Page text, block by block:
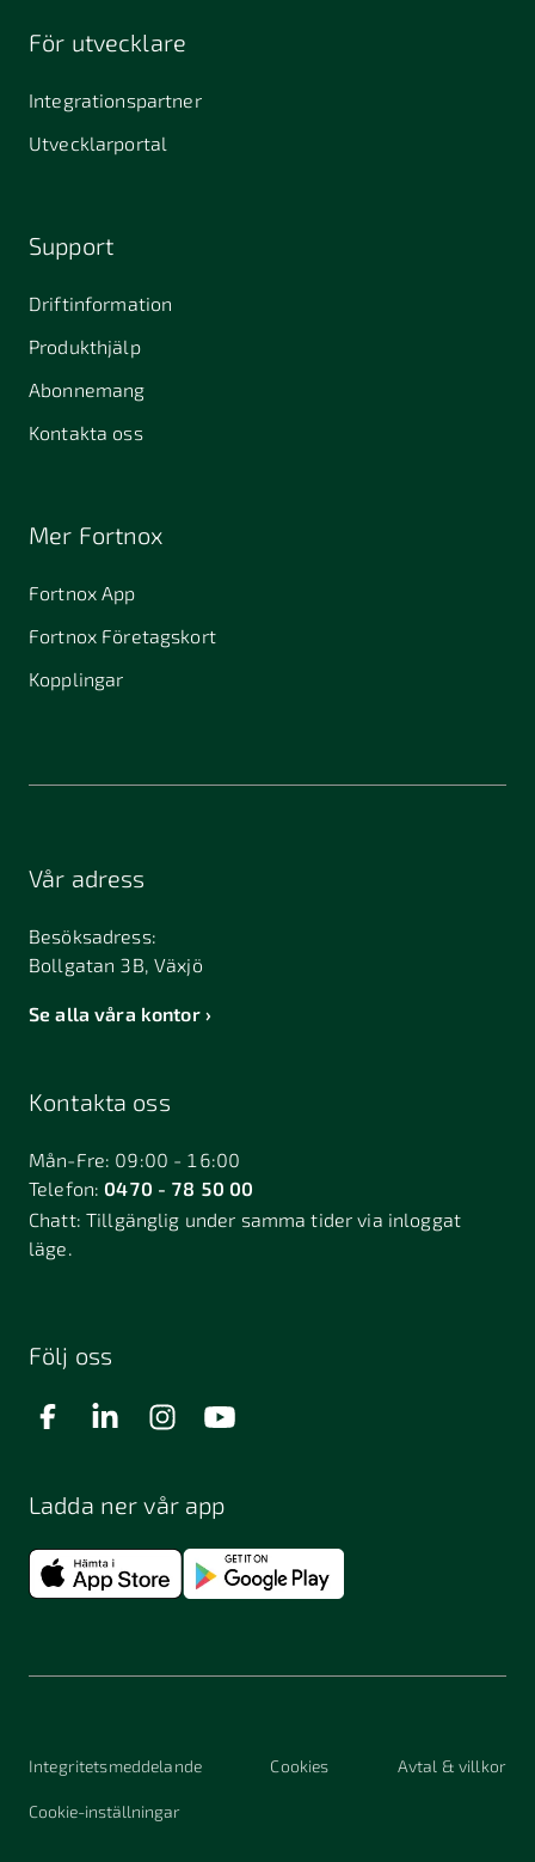
För utvecklare
Integrationspartner
Utvecklarportal
Support
Driftinformation
Produkthjälp
Abonnemang
Kontakta oss
Mer Fortnox
Fortnox App
Fortnox Företagskort
Kopplingar
Vår adress
Besöksadress:
Bollgatan 3B, Växjö
Se alla våra kontor
Kontakta oss
Mån-Fre: 09:00 - 16:00
Telefon:0470 - 78 50 00
Chatt:Tillgänglig under samma tider via inloggat
läge.
Följ oss
Ladda ner vår app
Integritetsmeddelande Cookies Avtal & villkor
Cookie-inställningar